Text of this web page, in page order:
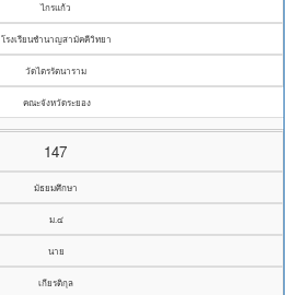
ไกรแก้ว
โรงเรียนชำนาญสามัคคีวิทยา
วัดไตรรัตนาราม
คณะจังหวัดระยอง
147
มัธยมศึกษา
ม.๔
นาย
เกียรติกุล